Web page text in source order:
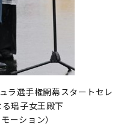
ラ選手権開幕スタートセレ
瑶子女王殿下
ーション）